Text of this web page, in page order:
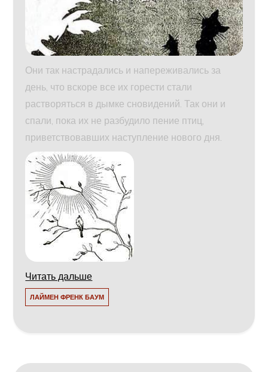
Они так настрадались и напереживались за
день, что вскоре все их горести стали
растворяться в дымке сновидений. Так они и
спали, пока их не разбудило пение птиц,
приветствовавших наступление нового дня.
Читать дальше
ЛАЙМЕН ФРЕНК БАУМ